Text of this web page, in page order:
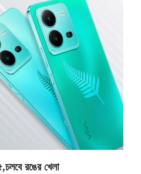
রঙের খেলা